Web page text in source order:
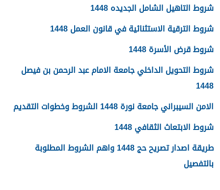
شروط التاهيل الشامل الجديده 1448
شروط الترقية الاستثنائية في قانون العمل 1448
شروط قرض الأسرة 1448
شروط التحويل الداخلي جامعة الامام عبد الرحمن بن فيصل
1448
الامن السيبراني جامعة نورة 1448 الشروط وخطوات التقديم
شروط الابتعاث الثقافي 1448
طريقة اصدار تصريح حج 1448 واهم الشروط المطلوبة
بالتفصيل